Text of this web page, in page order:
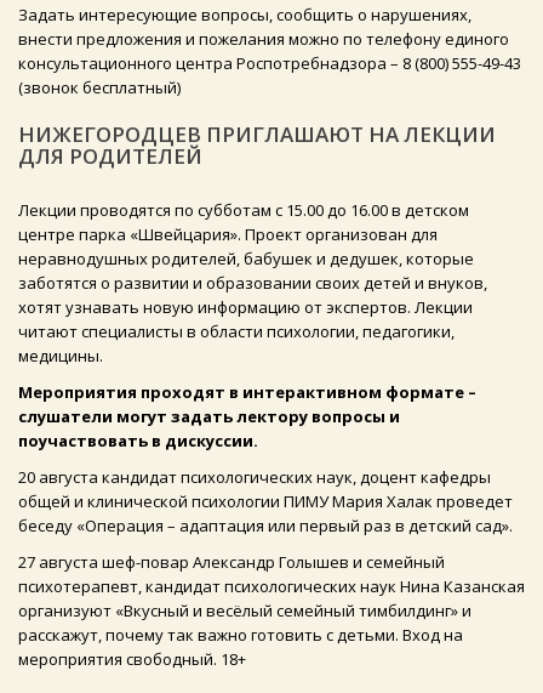
Задать интересующие вопросы, сообщить о нарушениях,
внести предложения и пожелания можно по телефону единого
консультационного центра Роспотребнадзора – 8 (800) 555-49-43
(звонок бесплатный)
НИЖЕГОРОДЦЕВ ПРИГЛАШАЮТ НА ЛЕКЦИИ
ДЛЯ РОДИТЕЛЕЙ
Лекции проводятся по субботам с 15.00 до 16.00 в детском
центре парка «Швейцария». Проект организован для
неравнодушных родителей, бабушек и дедушек, которые
заботятся о развитии и образовании своих детей и внуков,
хотят узнавать новую информацию от экспертов. Лекции
читают специалисты в области психологии, педагогики,
медицины.
Мероприятия проходят в интерактивном формате –
слушатели могут задать лектору вопросы и
поучаствовать в дискуссии.
20 августа кандидат психологических наук, доцент кафедры
общей и клинической психологии ПИМУ Мария Халак проведет
беседу «Операция – адаптация или первый раз в детский сад».
27 августа шеф-повар Александр Голышев и семейный
психотерапевт, кандидат психологических наук Нина Казанская
организуют «Вкусный и весёлый семейный тимбилдинг» и
расскажут, почему так важно готовить с детьми. Вход на
мероприятия свободный. 18+